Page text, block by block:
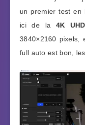
un premier test en
ici de la 4K
3840×2160 pixels,
full auto est bon,